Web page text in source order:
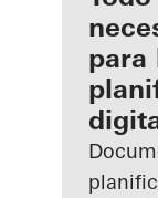
mi
de
para